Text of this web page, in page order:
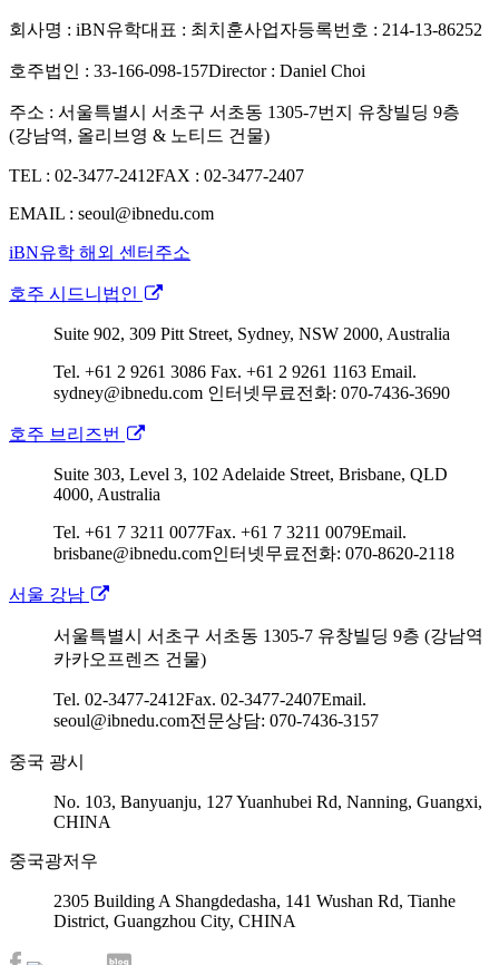
회사명 : iBN유학대표 : 최치훈사업자등록번호 : 214-13-86252
호주법인 : 33-166-098-157Director : Daniel Choi
주소 : 서울특별시 서초구 서초동 1305-7번지 유창빌딩 9층
(강남역, 올리브영 & 노티드 건물)
TEL : 02-3477-2412FAX : 02-3477-2407
EMAIL : seoul@ibnedu.com
iBN유학 해외 센터주소
호주 시드니법인
Suite 902, 309 Pitt Street, Sydney, NSW 2000, Australia
Tel. +61 2 9261 3086 Fax. +61 2 9261 1163 Email.
sydney@ibnedu.com 인터넷무료전화: 070-7436-3690
호주 브리즈번
Suite 303, Level 3, 102 Adelaide Street, Brisbane, QLD
4000, Australia
Tel. +61 7 3211 0077Fax. +61 7 3211 0079Email.
brisbane@ibnedu.com인터넷무료전화: 070-8620-2118
서울 강남
서울특별시 서초구 서초동 1305-7 유창빌딩 9층 (강남역
카카오프렌즈 건물)
Tel. 02-3477-2412Fax. 02-3477-2407Email.
seoul@ibnedu.com전문상담: 070-7436-3157
중국 광시
No. 103, Banyuanju, 127 Yuanhubei Rd, Nanning, Guangxi,
CHINA
중국광저우
2305 Building A Shangdedasha, 141 Wushan Rd, Tianhe
District, Guangzhou City, CHINA